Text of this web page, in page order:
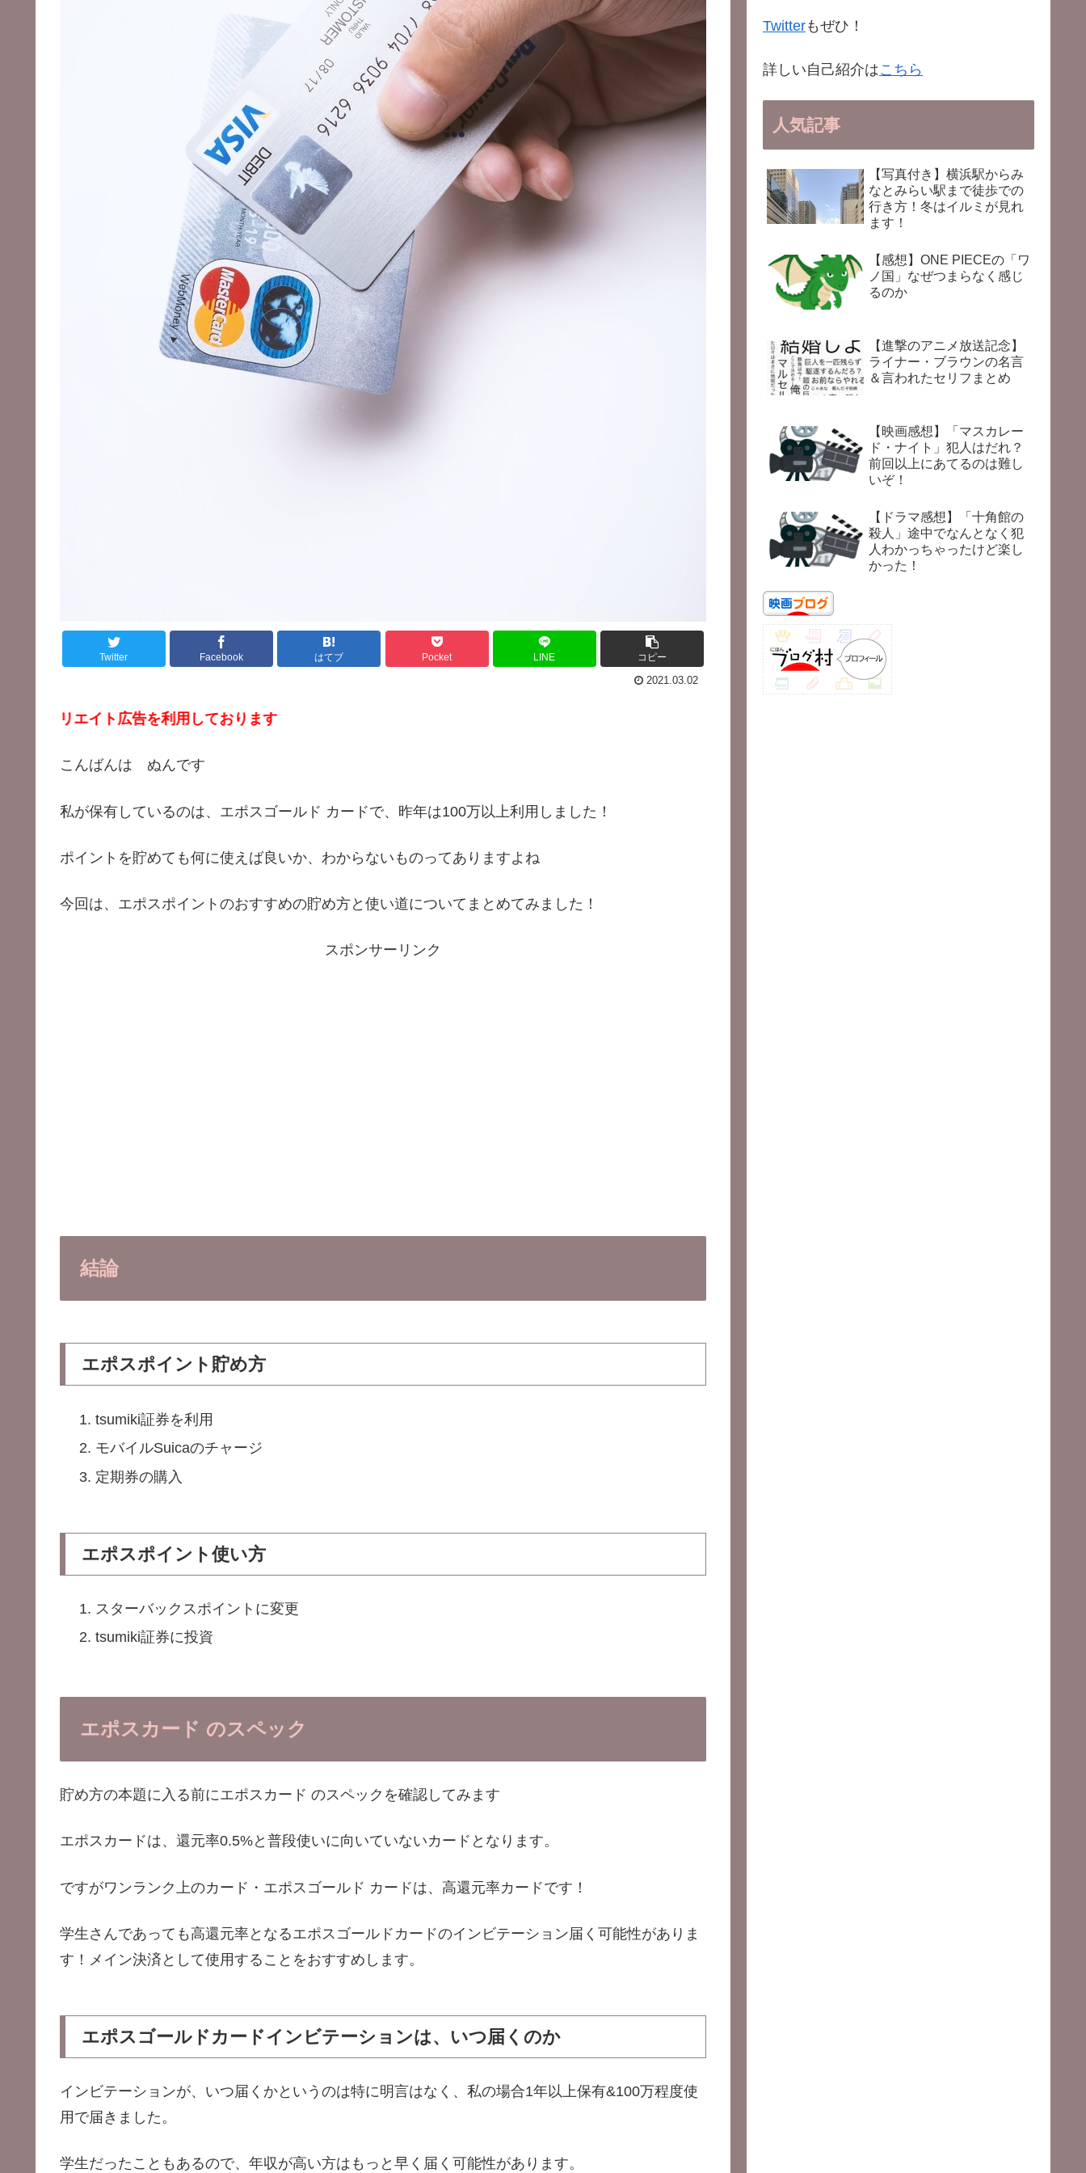
Twitter Facebook はてブ Pocket LINE コピー
2021.03.02
リエイト広告を利用しております
こんばんは ぬんです
私が保有しているのは、エポスゴールド カードで、昨年は100万以上利用しました！
ポイントを貯めても何に使えば良いか、わからないものってありますよね
今回は、エポスポイントのおすすめの貯め方と使い道についてまとめてみました！
スポンサーリンク
結論
エポスポイント 貯め方
tsumiki証券を利用
モバイルSuicaのチャージ
定期券の購入
エポスポイント使い方
スターバックスポイントに変更
tsumiki証券に投資
エポスカード のスペック
貯め方の本題に入る前にエポスカード のスペックを確認してみます
エポスカードは、還元率0.5%と普段使いに向いていないカードとなります。
ですがワンランク上のカード・エポスゴールド カードは、高還元率カードです！
学生さんであっても高還元率となるエポスゴールドカードのインビテーション届く可能性がありま
す！メイン決済として使用することをおすすめします。
エポスゴールドカードインビテーションは、 いつ届くのか
インビテーションが、いつ届くかというのは特に明言はなく、私の場合1年以上保有&100万程度使
用で届きました。
学生だったこともあるので、年収が高い方はもっと早く届く可能性があります。
Twitterもぜひ！
詳しい自己紹介はこちら
人気記事
【写真付き】横浜駅からみ
なとみらい駅まで徒歩での
行き方！冬はイルミが見れ
ます！
【感想】ONE PIECEの「ワ
ノ国」なぜつまらなく感じ
るのか
【進撃のアニメ放送記念】
ライナー・ブラウンの名言
＆言われたセリフまとめ
【映画感想】「マスカレー
ド・ナイト」犯人はだれ？
前回以上にあてるのは難し
いぞ！
【ドラマ感想】「十角館の
殺人」途中でなんとなく犯
人わかっちゃったけど楽し
かった！